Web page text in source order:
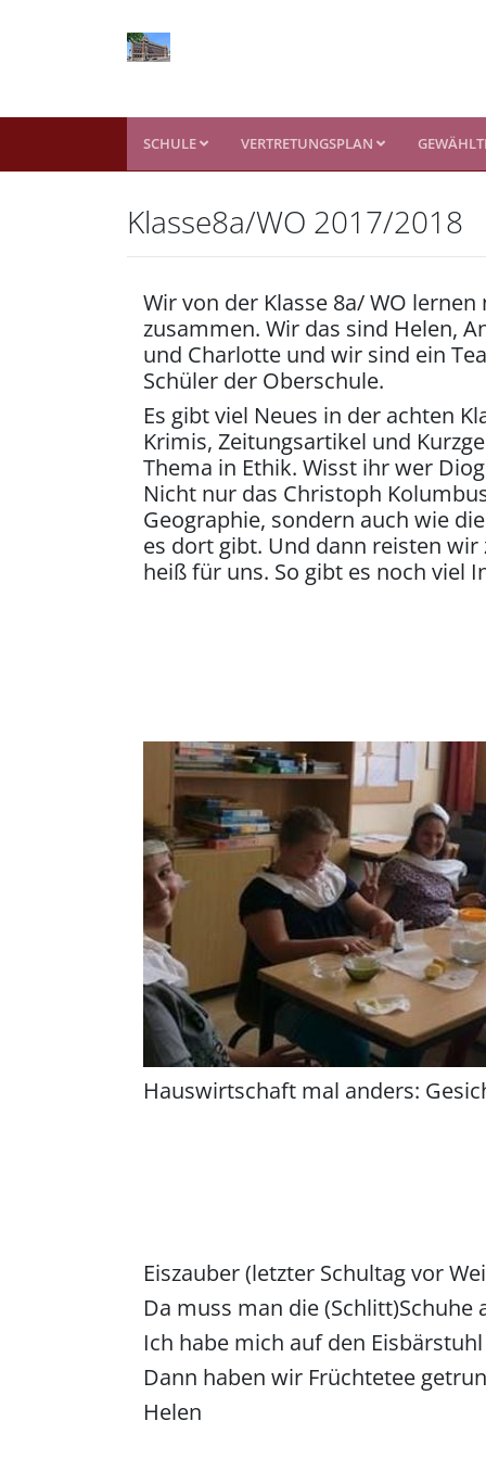
SCHULE VERTRETUNGSPLAN
Klasse8a/WO 2017/2018
Wir von der Klasse 8a/ WO
zusammen. Wir das sind Helen,
und Charlotte und wir sind ein
Schüler der Oberschule.
Es gibt viel Neues in der achten
Krimis, Zeitungsartikel und
Thema in Ethik. Wisst ihr wer
Nicht nur das Christoph
Geographie, sondern auch wie
es dort gibt. Und dann reisten
heiß für uns. So gibt es noch viel
Hauswirtschaft mal anders:
Eiszauber (letzter Schultag vor
Da muss man die
Ich habe mich auf den
Dann haben wir Früchtetee
Helen